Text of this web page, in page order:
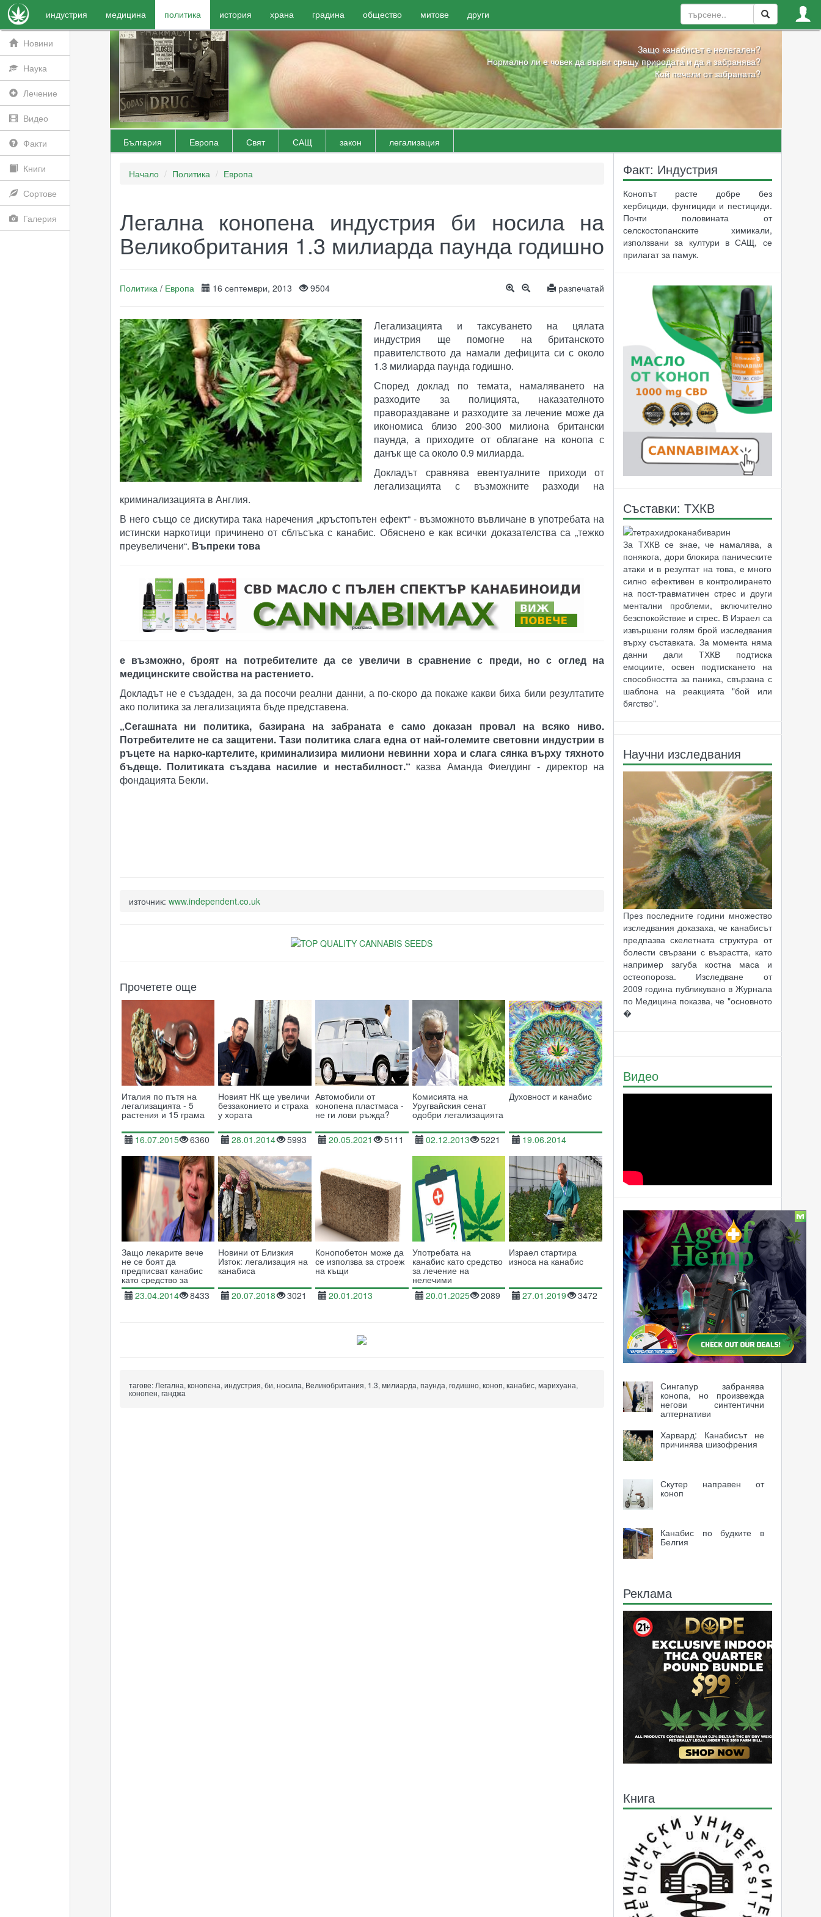
индустрия медицина политика история храна градина общество митове други
Новини
Наука
Лечение
Видео
Факти
Книги
Сортове
Галерия
Защо канабисът е нелегален?
Нормално ли е човек да върви срещу природата и да я забранява?
Кой печели от забраната?
България Европа Свят САЩ закон легализация
Начало Политика Европа
Легална конопена индустрия би носила на
Великобритания 1.3 милиарда паунда годишно
Политика/ Европа 16 септември, 2013 9504 разпечатай
Легализацията и таксуването на цялата
индустрия ще помогне на британското
правителството да намали дефицита си с около
1.3 милиарда паунда годишно.
Според доклад по темата, намаляването на
разходите за полицията, наказателното
правораздаване и разходите за лечение може да
икономиса близо 200-300 милиона британски
паунда, а приходите от облагане на конопа с
данък ще са около 0.9 милиарда.
Докладът сравнява евентуалните приходи от
легализацията с възможните разходи на
криминализацията в Англия.
В него също се дискутира така наречения „кръстопътен ефект“ - възможното въвличане в употребата на
истински наркотици причинено от сблъсъка с канабис. Обяснено е как всички доказателства са „тежко
преувеличени“. Въпреки това
реклама
е възможно, броят на потребителите да се увеличи в сравнение с преди, но с оглед на
медицинските свойства на растението.
Докладът не е създаден, за да посочи реални данни, а по-скоро да покаже какви биха били резултатите
ако политика за легализацията бъде представена.
„Сегашната ни политика, базирана на забраната е само доказан провал на всяко ниво.
Потребителите не са защитени. Тази политика слага една от най-големите световни индустрии в
ръцете на нарко-картелите, криминализира милиони невинни хора и слага сянка върху тяхното
бъдеще. Политиката създава насилие и нестабилност.“ казва Аманда Фиелдинг - директор на
фондацията Бекли.
източник: www.independent.co.uk
Прочетете още
Италия по пътя на
легализацията - 5
растения и 15 грама
16.07.2015 6360
Новият НК ще увеличи
беззаконието и страха
у хората
28.01.2014 5993
Автомобили от
конопена пластмаса -
не ги лови ръжда?
20.05.2021 5111
Комисията на
Уругвайския сенат
одобри легализацията
02.12.2013 5221
Духовност и канабис
19.06.2014
Защо лекарите вече
не се боят да
предписват канабис
като средство за
лечение
23.04.2014 8433
Новини от Близкия
Изток: легализация на
канабиса
20.07.2018 3021
Конопобетон може да
се използва за строеж
на къщи
20.01.2013
Употребата на
канабис като средство
за лечение на
нелечими
заболявания
20.01.2025 2089
Израел стартира
износа на канабис
27.01.2019 3472
тагове: Легална, конопена, индустрия, би, носила, Великобритания, 1.3, милиарда, паунда, годишно, коноп, канабис, марихуана,
конопен, ганджа
Факт: Индустрия
Конопът расте добре без
хербициди, фунгициди и пестициди.
Почти половината от
селскостопанските химикали,
използвани за култури в САЩ, се
прилагат за памук.
Съставки: ТХКВ
За ТХКВ се знае, че намалява, а
понякога, дори блокира паническите
атаки и в резултат на това, е много
силно ефективен в контролирането
на пост-травматичен стрес и други
ментални проблеми, включително
безспокойствие и стрес. В Израел са
извършени голям брой изследвания
върху съставката. За момента няма
данни дали ТХКВ подтиска
емоциите, освен подтискането на
способността за паника, свързана с
шаблона на реакцията "бой или
бягство".
Научни изследвания
През последните години множество
изследвания доказаха, че канабисът
предпазва скелетната структура от
болести свързани с възрастта, като
например загуба костна маса и
остеопороза. Изследване от
2009 година публикувано в Журнала
по Медицина показва, че "основното
�
Видео
Статии
Заболяването лупус и
лечението му с помощта
на канабис
Чудодейните свойства на
канабиса
Британските затвори ще
предлагат безплатно
канабис на осъдените
Сингапур забранява
конопа, но произвежда
негови синтентични
алтернативи
Харвард: Канабисът не
причинява шизофрения
Скутер направен от
коноп
Канабис по будките в
Белгия
Реклама
Книга